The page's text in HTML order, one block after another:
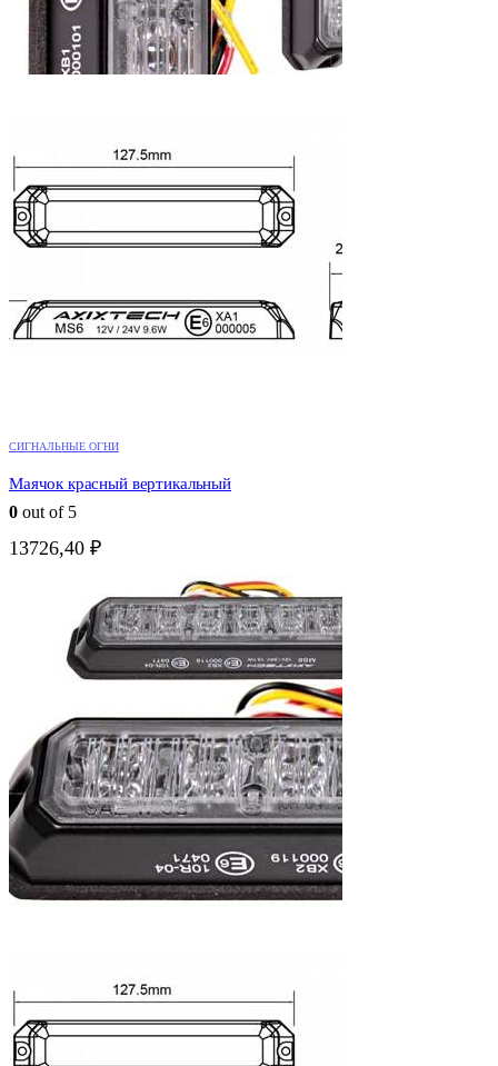
СИГНАЛЬНЫЕ ОГНИ
Маячок красный вертикальный
0 out of 5
13726,40 ₽